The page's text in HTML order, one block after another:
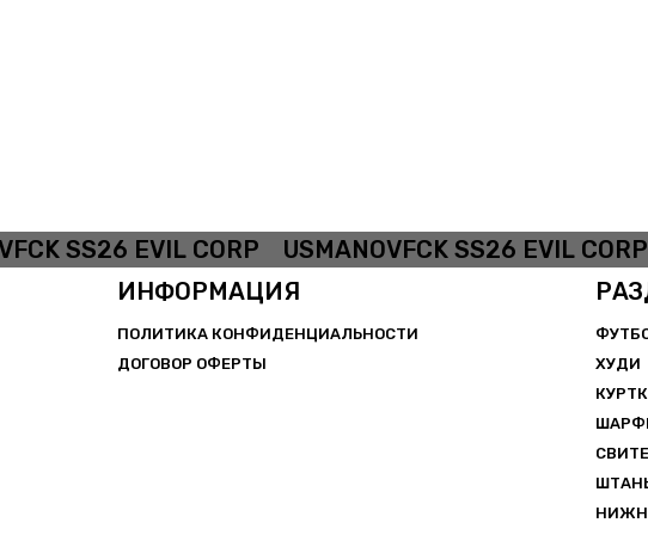
SS26 EVIL CORP USMANOVFCK SS26 EVIL CORP
ПОЛИТИКА КОНФИДЕНЦИАЛЬНОСТИ
ДОГОВОР ОФЕРТЫ
ИНФОРМАЦИЯ
ХУДИ